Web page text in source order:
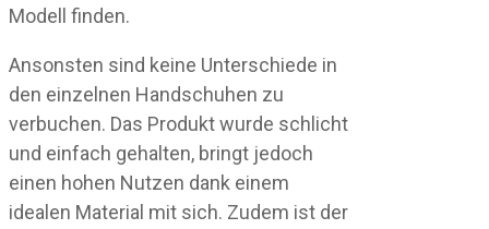
Modell finden.
Ansonsten sind keine Unterschiede in
den einzelnen Handschuhen zu
verbuchen. Das Produkt wurde schlicht
und einfach gehalten, bringt jedoch
einen hohen Nutzen dank einem
idealen Material mit sich. Zudem ist der